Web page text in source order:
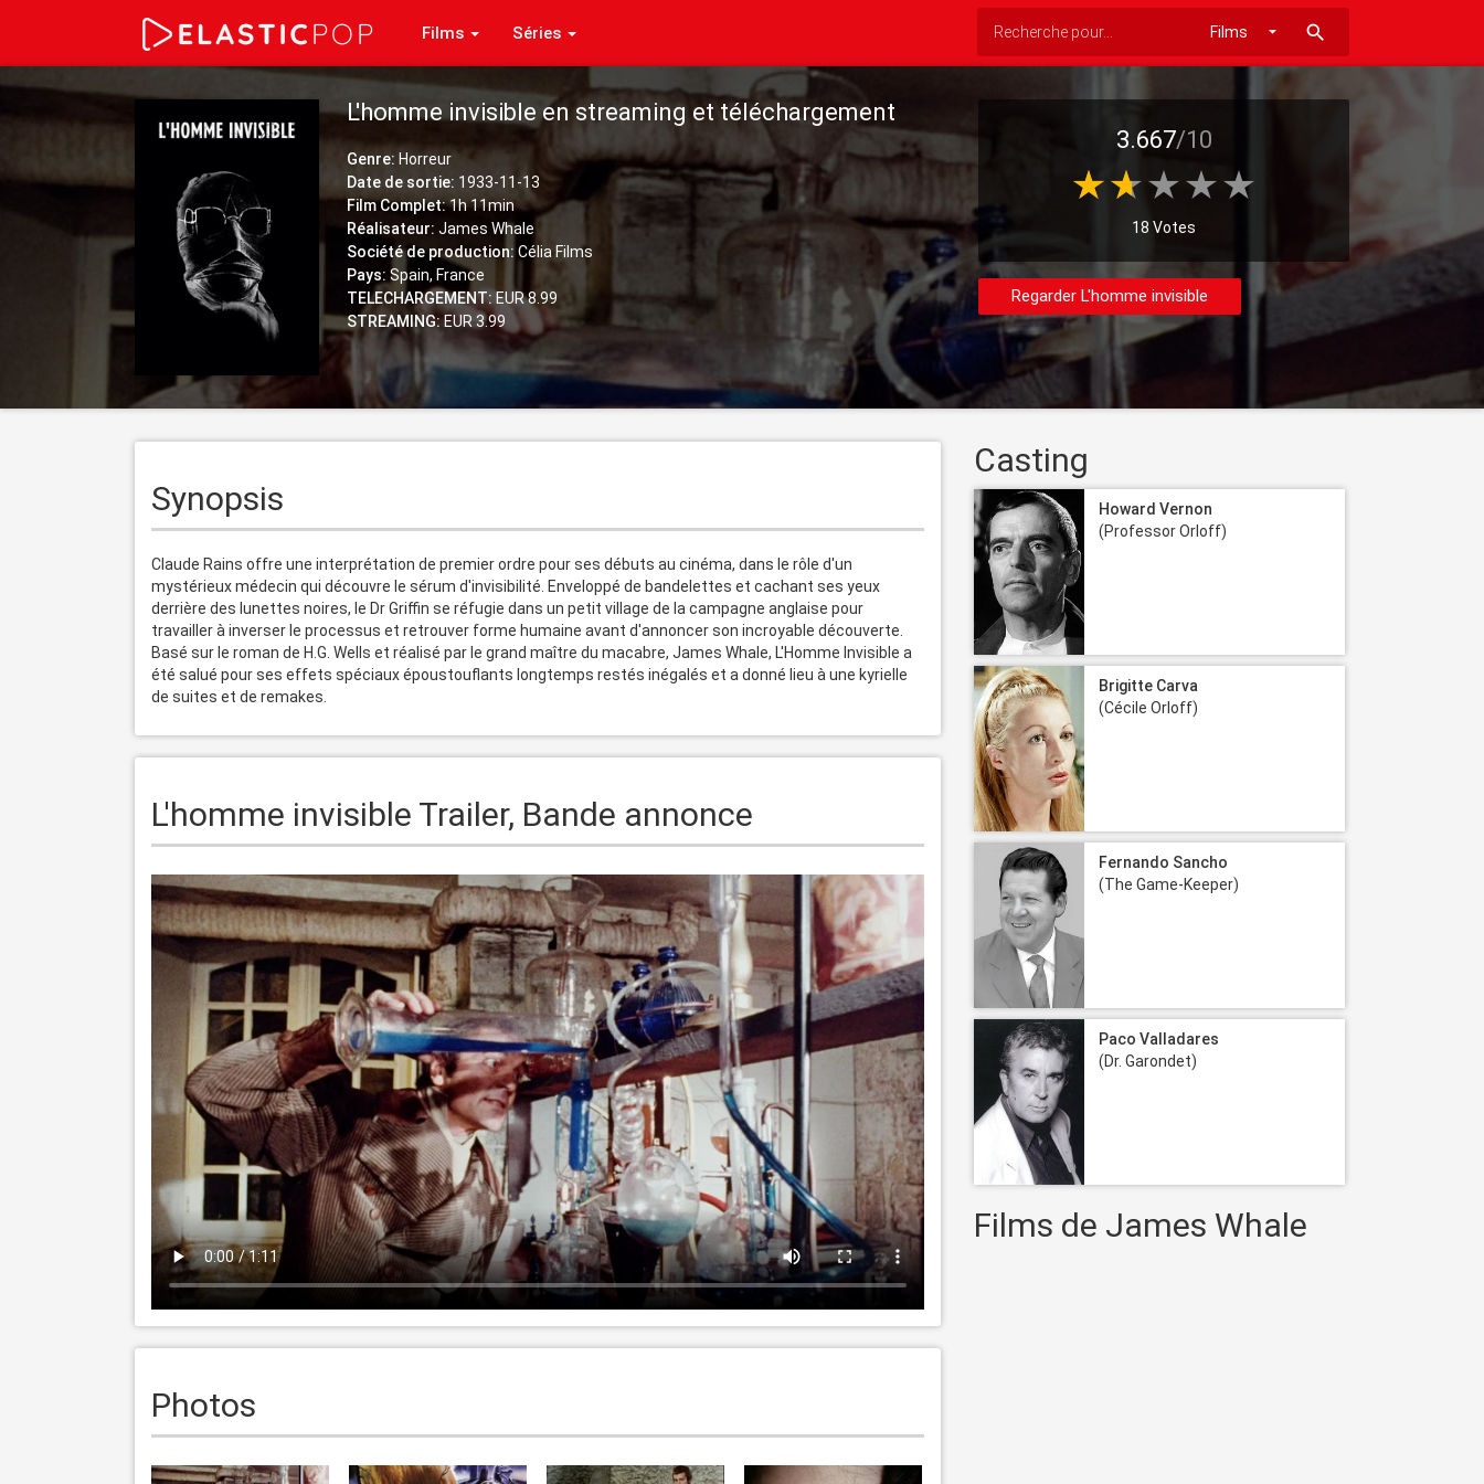
Films Séries search
L'homme invisible en streaming et téléchargement
Genre: Horreur
Date de sortie: 1933-11-13
Film Complet:1h 11min
Réalisateur: James Whale
Société de production: Célia Films
Pays: Spain, France
TELECHARGEMENT: EUR 8.99
STREAMING:EUR 3.99
3.667/10
18 Votes
Regarder L'homme invisible
Synopsis
Claude Rains offre une interprétation de premier ordre pour ses débuts au cinéma, dans le rôle d'un
mystérieux médecin qui découvre le sérum d'invisibilité. Enveloppé de bandelettes et cachant ses yeux
derrière des lunettes noires, le Dr Griffin se réfugie dans un petit village de la campagne anglaise pour
travailler à inverser le processus et retrouver forme humaine avant d'annoncer son incroyable découverte.
Basé sur le roman de H.G. Wells et réalisé par le grand maître du macabre, James Whale, L'Homme Invisible a
été salué pour ses effets spéciaux époustouflants longtemps restés inégalés et a donné lieu à une kyrielle
L'homme invisible Trailer, Bande annonce
Photos
Casting
Howard Vernon
(Professor Orloff)
Brigitte Carva
(Cécile Orloff)
Fernando Sancho
(The Game-Keeper)
Paco Valladares
(Dr. Garondet)
Films de James Whale